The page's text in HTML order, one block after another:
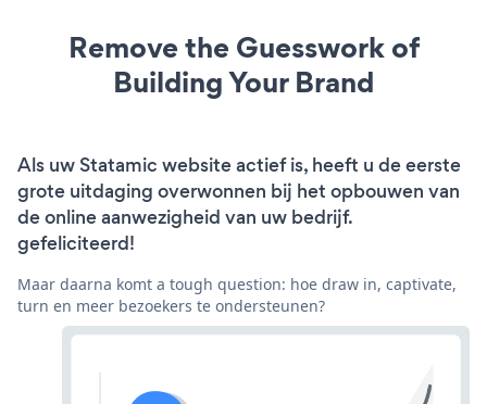
Remove the Guesswork of
Building Your Brand
Als uw Statamic website actief is, heeft u de eerste
grote uitdaging overwonnen bij het opbouwen van
de online aanwezigheid van uw bedrijf.
gefeliciteerd!
Maar daarna komt a tough question: hoe draw in, captivate,
turn en meer bezoekers te ondersteunen?